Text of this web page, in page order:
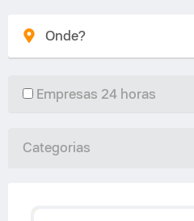
Empresas 24 horas
Categorias